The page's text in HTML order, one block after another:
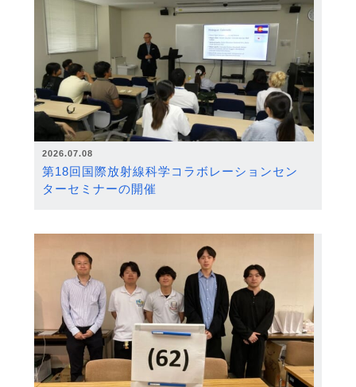
2026.07.08
第18回国際放射線科学コラボレーションセン
ターセミナーの開催